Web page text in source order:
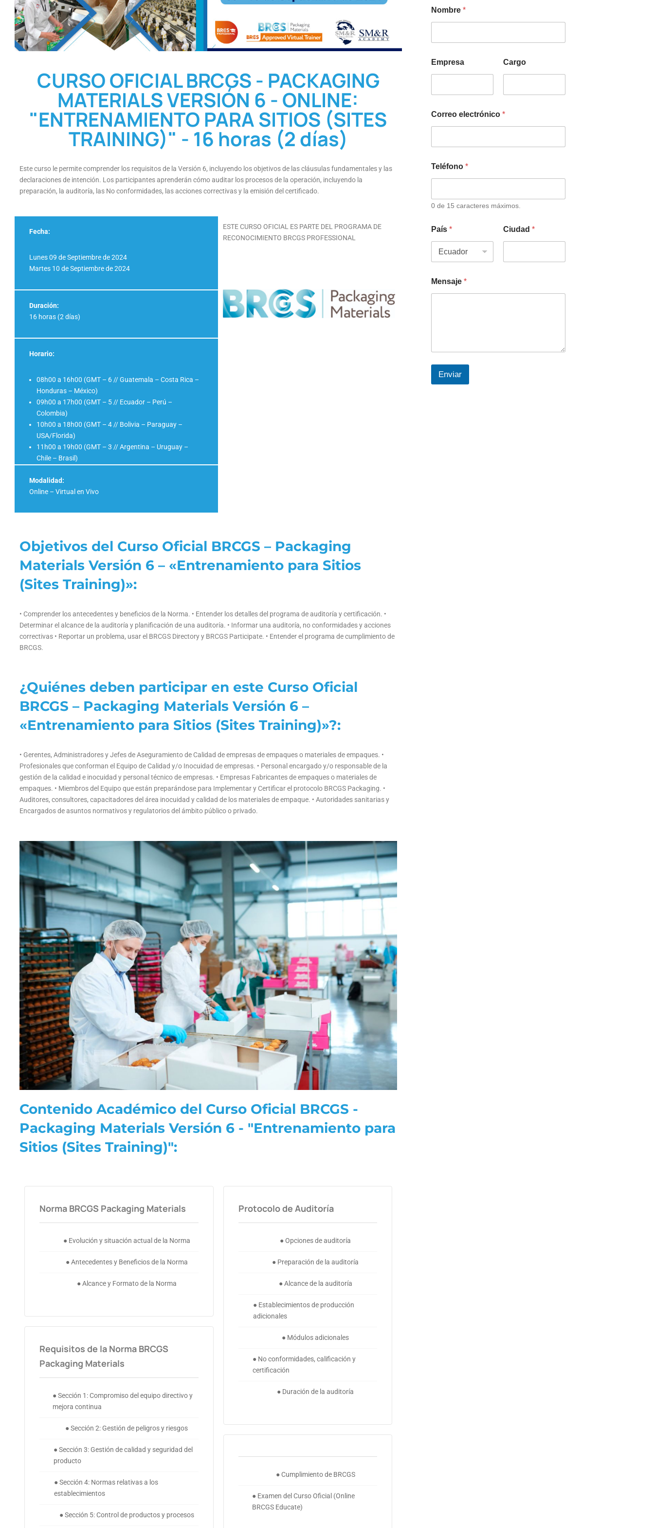
CURSO OFICIAL BRCGS - PACKAGING
MATERIALS VERSIÓN 6 - ONLINE:
"ENTRENAMIENTO PARA SITIOS (SITES
TRAINING)" - 16 horas (2 días)
Este curso le permite comprender los requisitos de la Versión 6, incluyendo los objetivos de las cláusulas fundamentales y las
declaraciones de intención. Los participantes aprenderán cómo auditar los procesos de la operación, incluyendo la
preparación, la auditoría, las No conformidades, las acciones correctivas y la emisión del certificado.
Fecha:
Lunes 09 de Septiembre de 2024
Martes 10 de Septiembre de 2024
Duración:
16 horas (2 días)
Horario:
08h00 a 16h00 (GMT – 6 // Guatemala – Costa Rica –
Honduras – México)
09h00 a 17h00 (GMT – 5 // Ecuador – Perú –
Colombia)
10h00 a 18h00 (GMT – 4 // Bolivia – Paraguay –
USA/Florida)
11h00 a 19h00 (GMT – 3 // Argentina – Uruguay –
Chile – Brasil)
Modalidad:
Online – Virtual en Vivo
ESTE CURSO OFICIAL ES PARTE DEL PROGRAMA DE
RECONOCIMIENTO BRCGS PROFESSIONAL
Objetivos del Curso Oficial BRCGS – Packaging
Materials Versión 6 – «Entrenamiento para Sitios
(Sites Training)»:
• Comprender los antecedentes y beneficios de la Norma. • Entender los detalles del programa de auditoría y certificación. •
Determinar el alcance de la auditoría y planificación de una auditoría. • Informar una auditoría, no conformidades y acciones
correctivas • Reportar un problema, usar el BRCGS Directory y BRCGS Participate. • Entender el programa de cumplimiento de
BRCGS.
¿Quiénes deben participar en este Curso Oficial
BRCGS – Packaging Materials Versión 6 –
«Entrenamiento para Sitios (Sites Training)»?:
• Gerentes, Administradores y Jefes de Aseguramiento de Calidad de empresas de empaques o materiales de empaques. •
Profesionales que conforman el Equipo de Calidad y/o Inocuidad de empresas. • Personal encargado y/o responsable de la
gestión de la calidad e inocuidad y personal técnico de empresas. • Empresas Fabricantes de empaques o materiales de
empaques. • Miembros del Equipo que están preparándose para Implementar y Certificar el protocolo BRCGS Packaging. •
Auditores, consultores, capacitadores del área inocuidad y calidad de los materiales de empaque. • Autoridades sanitarias y
Encargados de asuntos normativos y regulatorios del ámbito público o privado.
Contenido Académico del Curso Oficial BRCGS -
Packaging Materials Versión 6 - "Entrenamiento para
Sitios (Sites Training)":
Norma BRCGS Packaging Materials
● Evolución y situación actual de la Norma
● Antecedentes y Beneficios de la Norma
● Alcance y Formato de la Norma
Requisitos de la Norma BRCGS
Packaging Materials
● Sección 1: Compromiso del equipo directivo y
mejora continua
● Sección 2: Gestión de peligros y riesgos
● Sección 3: Gestión de calidad y seguridad del
producto
● Sección 4: Normas relativas a los
establecimientos
● Sección 5: Control de productos y procesos
Protocolo de Auditoría
● Opciones de auditoría
● Preparación de la auditoría
● Alcance de la auditoría
● Establecimientos de producción
adicionales
● Módulos adicionales
● No conformidades, calificación y
certificación
● Duración de la auditoría
● Cumplimiento de BRCGS
● Examen del Curso Oficial (Online
BRCGS Educate)
Nombre *
Empresa Cargo
Correo electrónico *
Teléfono *
0 de 15 caracteres máximos.
País * Ciudad *
Mensaje *
Enviar